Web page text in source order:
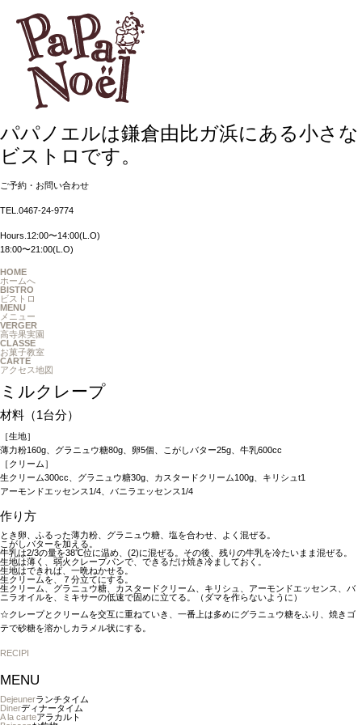
パパノエルは鎌倉由比ガ浜にある小さな
ビストロです。
ご予約・お問い合わせ
TEL.0467-24-9774
Hours.12:00〜14:00(L.O)
18:00〜21:00(L.O)
HOME
ホームへ
BISTRO
ビストロ
MENU
メニュー
VERGER
高寺果実園
CLASSE
お菓子教室
CARTE
アクセス地図
ミルクレープ
材料（1台分）
［生地］
薄力粉160g、グラニュウ糖80g、卵5個、こがしバター25g、牛乳600cc
［クリーム］
生クリーム300cc、グラニュウ糖30g、カスタードクリーム100g、キリシュt1
アーモンドエッセンス1/4、バニラエッセンス1/4
作り方
とき卵、ふるった薄力粉、グラニュウ糖、塩を合わせ、よく混ぜる。
こがしバターを加える。
牛乳は2/3の量を38℃位に温め、(2)に混ぜる。その後、残りの牛乳を冷たいまま混ぜる。
生地は薄く、弱火クレープパンで、できるだけ焼き冷ましておく。
生地はできれば、一晩ねかせる。
生クリームを、７分立てにする。
生クリーム、グラニュウ糖、カスタードクリーム、キリシュ、アーモンドエッセンス、バ
ニラオイルを、ミキサーの低速で固めに立てる。（ダマを作らないように）
☆クレープとクリームを交互に重ねていき、一番上は多めにグラニュウ糖をふり、焼きゴ
テで砂糖を溶かしカラメル状にする。
RECIPI
MENU
Dejeunerランチタイム
Dinerディナータイム
A la carteアラカルト